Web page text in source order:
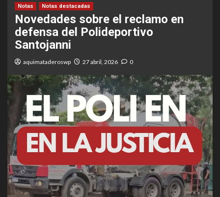
Notas Notas destacadas
Novedades sobre el reclamo en
defensa del Polideportivo
Santojanni
aquimataderoswp 27 abril, 2026 0